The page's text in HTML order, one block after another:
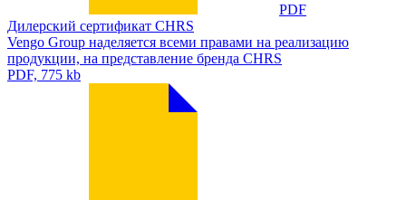
PDF
Дилерский сертификат ​CHRS
Vengo Group наделяется всеми правами на реализацию
продукции, на представление бренда CHRS
PDF, 775 kb